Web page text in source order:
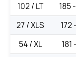
102 / LT
185
27 / XLS
172
54 / XL
181